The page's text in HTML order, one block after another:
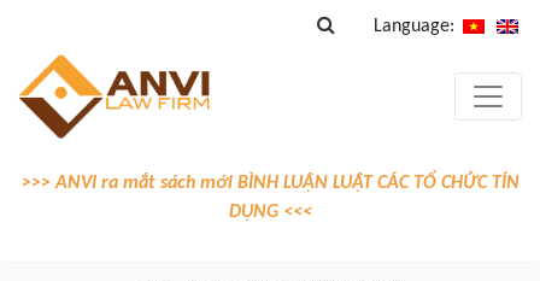
Language:
>>> ANVI ra mắt sách mới BÌNH LUẬN LUẬT CÁC TỔ CHỨC TÍN
DỤNG <<<